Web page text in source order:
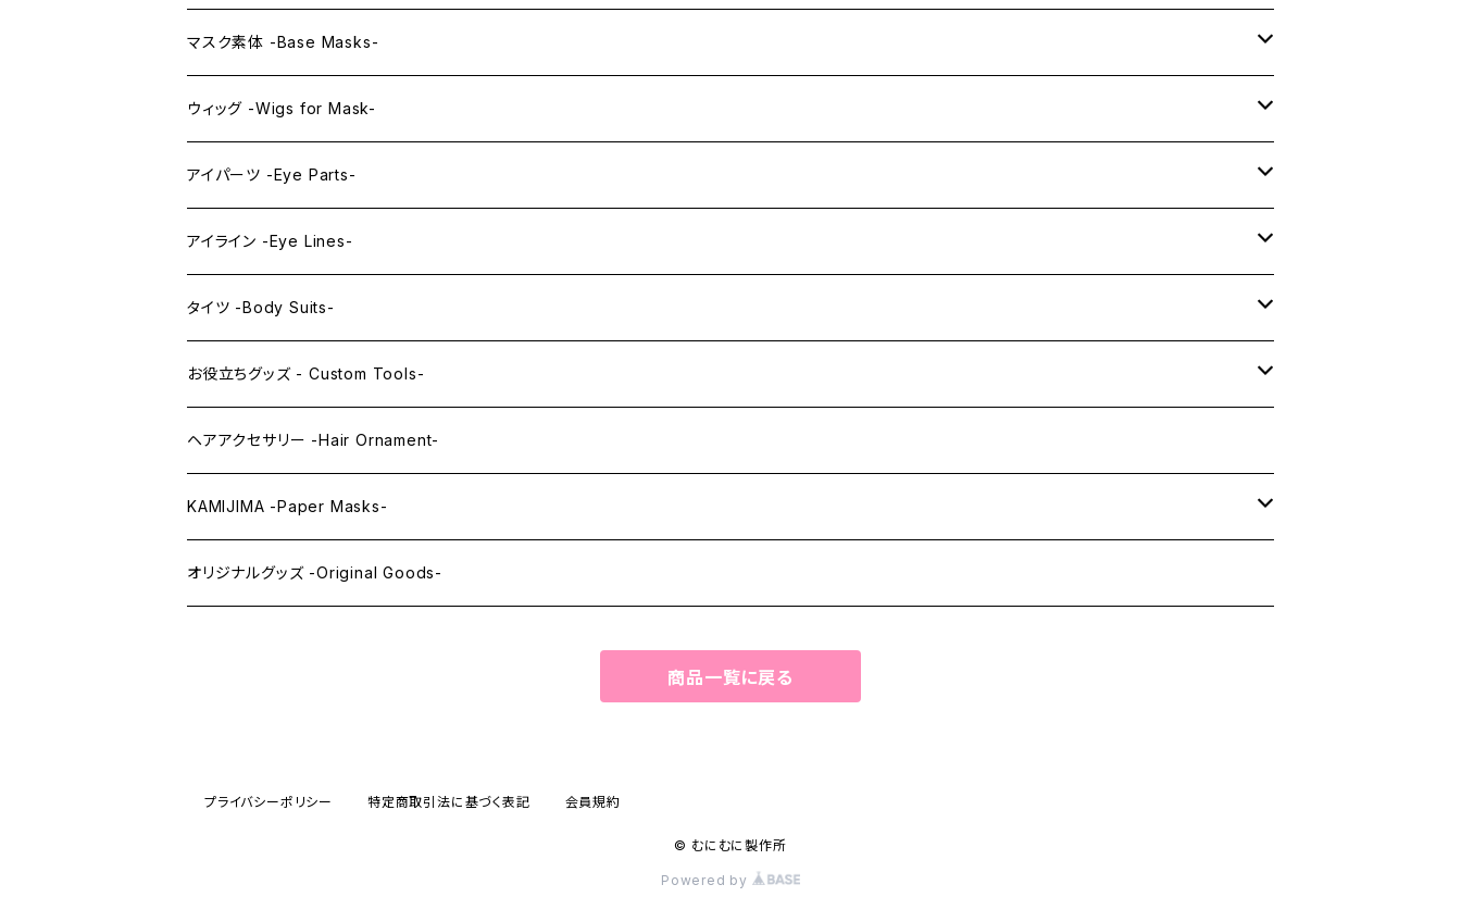
プレミアムマスク素体-Premium base masks-
プレミアムウィッグ -Premium Wigs-
プレミアムレンズアイ -Premium Lens eye-
KAWAII EX series
KAWAII series
IDOL series
PRINCESS series
KAWAII Little series
マスク素体 -Base Masks-
アニメマスク -Anime Masks-
ドールマスク -Doll Masks-
ウィッグ -Wigs for Mask-
ロング -Long-
ミドル -Middle-
アイパーツ -Eye Parts-
レンズアイ -Lens Eyes-
レンズアイ
レンズアイEX
クリスタルアイ -Crystal Eyes-
アイライン -Eye Lines-
アイラインステッカー -Eye Line Stickers-
まゆ毛 -Eyebrows-
まつ毛 -Eyelash-
タイツ -Body Suits-
全身タイツ -Full Body Suits-
上半身タイツ -Upper Body Suits-
お役立ちグッズ - Custom Tools-
カスタム用品 -Custom Tools-
ウィッグメンテナンス -Wig Maintenance-
ヘアアクセサリー -Hair Ornament-
KAMIJIMA -Paper Masks-
ペーパーマスク -Paper Masks-
オリジナルグッズ -Original Goods-
商品一覧に戻る
プライバシーポリシー 特定商取引法に基づく表記 会員規約
© むにむに製作所
Powered by